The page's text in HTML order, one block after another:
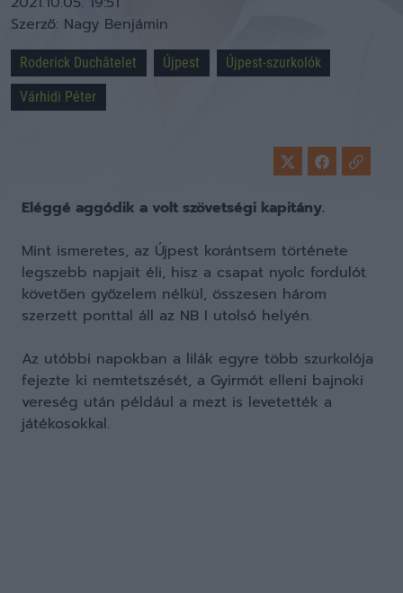
Szerző: Nagy Benjámin
Roderick Duchâtelet Újpest
Újpest-szurkolók
Várhidi Péter
Eléggé aggódik a volt szövetségi kapitány.
Mint ismeretes, az Újpest korántsem története
legszebb napjait éli, hisz a csapat nyolc fordulót
követően győzelem nélkül, összesen három
szerzett ponttal áll az NB I utolsó helyén.
Az utóbbi napokban a lilák egyre több szurkolója
fejezte ki nemtetszését, a Gyirmót elleni bajnoki
vereség után például a mezt is levetették a
játékosokkal.